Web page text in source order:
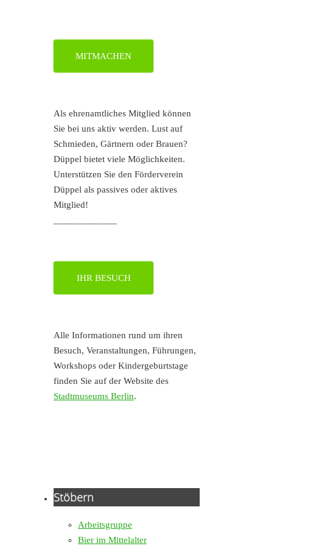
MITMACHEN
Als ehrenamtliches Mitglied können
Sie bei uns aktiv werden. Lust auf
Schmieden, Gärtnern oder Brauen?
Düppel bietet viele Möglichkeiten.
Unterstützen Sie den Förderverein
Düppel als passives oder aktives
Mitglied!
IHR BESUCH
Alle Informationen rund um ihren
Besuch, Veranstaltungen, Führungen,
Workshops oder Kindergeburtstage
finden Sie auf der Website des
Stadtmuseums Berlin.
Stöbern
Arbeitsgruppe
Bier im Mittelalter